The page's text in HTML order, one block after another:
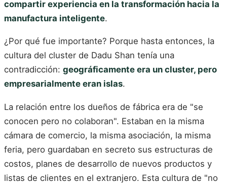
compartir experiencia en la transformación hacia la
manufactura inteligente.
¿Por qué fue importante? Porque hasta entonces, la
cultura del cluster de Dadu Shan tenía una
contradicción: geográficamente era un cluster, pero
empresarialmente eran islas.
La relación entre los dueños de fábrica era de "se
conocen pero no colaboran". Estaban en la misma
cámara de comercio, la misma asociación, la misma
feria, pero guardaban en secreto sus estructuras de
costos, planes de desarrollo de nuevos productos y
listas de clientes en el extranjero. Esta cultura de "no